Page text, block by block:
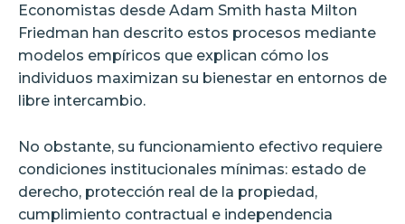
Economistas desde Adam Smith hasta Milton
Friedman han descrito estos procesos mediante
modelos empíricos que explican cómo los
individuos maximizan su bienestar en entornos de
libre intercambio.
No obstante, su funcionamiento efectivo requiere
condiciones institucionales mínimas: estado de
derecho, protección real de la propiedad,
cumplimiento contractual e independencia